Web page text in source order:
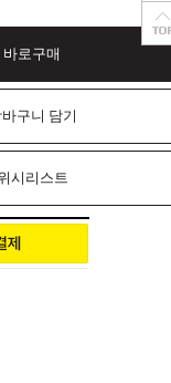
바로구매
바구니 담기
시리스트